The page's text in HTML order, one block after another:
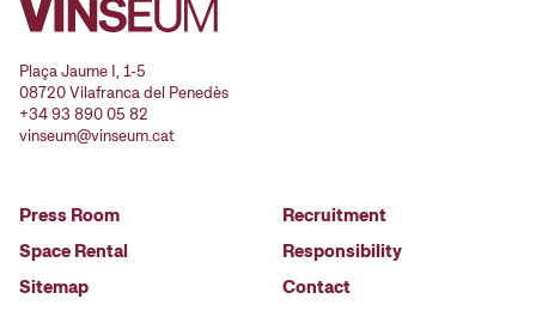
Plaça Jaume I, 1-5
08720 Vilafranca del Penedès
+34 93 890 05 82
vinseum@vinseum.cat
Press Room
Space Rental
Sitemap
Recruitment
Responsibility
Contact